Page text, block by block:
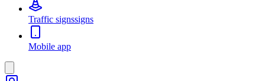
Traffic signssigns
Mobile app